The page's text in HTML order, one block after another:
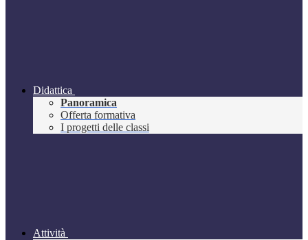
Didattica
Panoramica
Offerta formativa
I progetti delle classi
Attività